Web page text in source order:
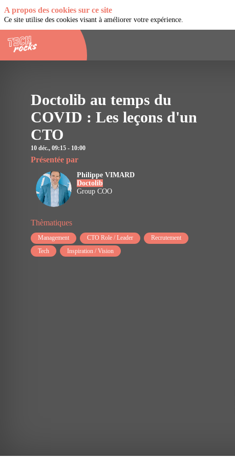
Doctolib au temps du
COVID : Les leçons d'un
CTO
10 déc., 09:15 - 10:00
Présentée par
PV
Philippe VIMARD
Doctolib
Group COO
Thèmatiques
Management CTO Role / Leader
Recrutement
Tech
Inspiration / Vision
A propos des cookies sur ce site
Ce site utilise des cookies visant à améliorer votre expérience.